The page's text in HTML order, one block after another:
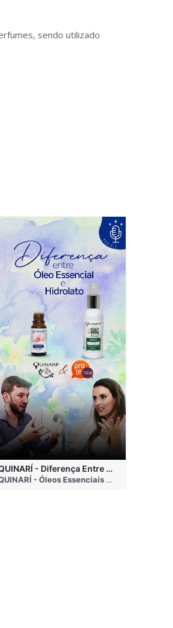
sendo utilizado
• 3 months ago
QUINARÍ - Diferença Entre Óleo Essencial e Hidrolato
QUINARÍ - Óleos Essenciais e Aromaterapia